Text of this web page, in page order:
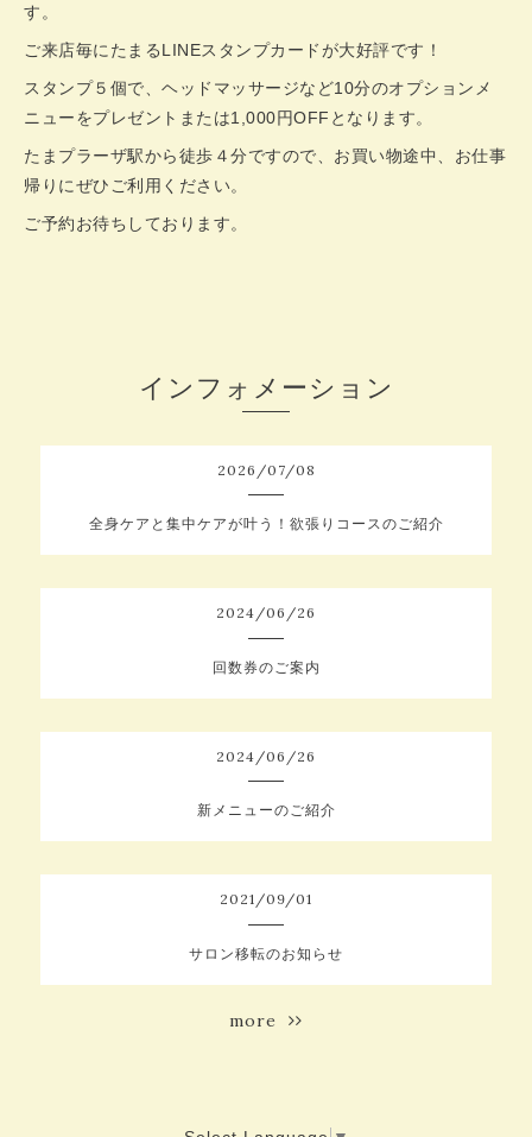
す。
ご来店毎にたまるLINEスタンプカードが大好評です！
スタンプ５個で、ヘッドマッサージなど10分のオプションメ
ニューをプレゼントまたは1,000円OFFとなります。
たまプラーザ駅から徒歩４分ですので、お買い物途中、お仕事
帰りにぜひご利用ください。
ご予約お待ちしております。
インフォメーション
2026 /07/08
全身ケアと集中ケアが叶う！欲張りコースのご紹介
2024 /06 /26
回数券のご案内
2024 /06 /26
新メニューのご紹介
2021 /09/01
サロン移転のお知らせ
more